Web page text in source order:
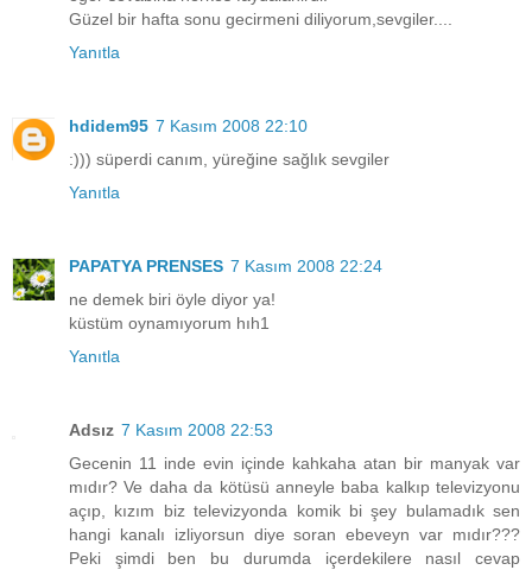
Güzel bir hafta sonu gecirmeni diliyorum,sevgiler....
Yanıtla
hdidem95 7 Kasım 2008 22:10
:))) süperdi canım, yüreğine sağlık sevgiler
Yanıtla
PAPATYA PRENSES 7 Kasım 2008 22:24
ne demek biri öyle diyor ya!
küstüm oynamıyorum hıh1
Yanıtla
Adsız 7 Kasım 2008 22:53
Gecenin 11 inde evin içinde kahkaha atan bir manyak var
mıdır? Ve daha da kötüsü anneyle baba kalkıp televizyonu
açıp, kızım biz televizyonda komik bi şey bulamadık sen
hangi kanalı izliyorsun diye soran ebeveyn var mıdır???
Peki şimdi ben bu durumda içerdekilere nasıl cevap